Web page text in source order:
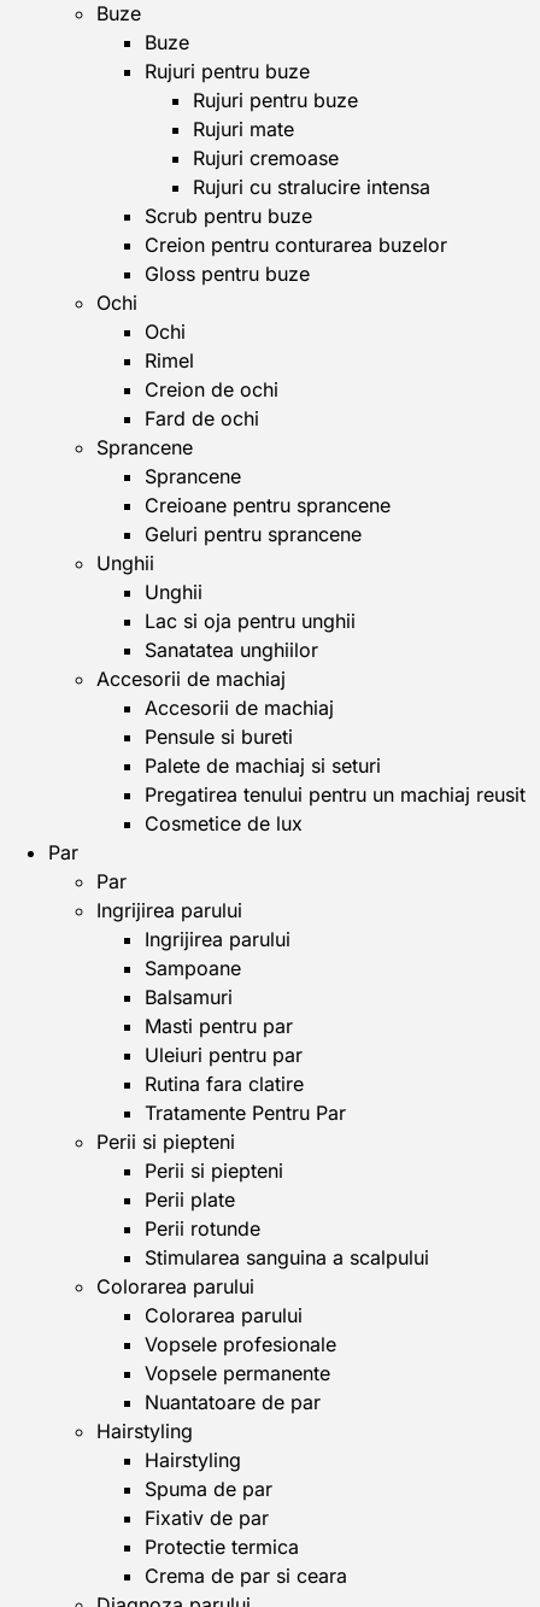
Buze
Buze
Rujuri pentru buze
Rujuri pentru buze
Rujuri mate
Rujuri cremoase
Rujuri cu stralucire intensa
Scrub pentru buze
Creion pentru conturarea buzelor
Gloss pentru buze
Ochi
Ochi
Rimel
Creion de ochi
Fard de ochi
Sprancene
Sprancene
Creioane pentru sprancene
Geluri pentru sprancene
Unghii
Unghii
Lac si oja pentru unghii
Sanatatea unghiilor
Accesorii de machiaj
Accesorii de machiaj
Pensule si bureti
Palete de machiaj si seturi
Pregatirea tenului pentru un machiaj reusit
Cosmetice de lux
Par
Par
Ingrijirea parului
Ingrijirea parului
Sampoane
Balsamuri
Masti pentru par
Uleiuri pentru par
Rutina fara clatire
Tratamente Pentru Par
Perii si piepteni
Perii si piepteni
Perii plate
Perii rotunde
Stimularea sanguina a scalpului
Colorarea parului
Colorarea parului
Vopsele profesionale
Vopsele permanente
Nuantatoare de par
Hairstyling
Hairstyling
Spuma de par
Fixativ de par
Protectie termica
Crema de par si ceara